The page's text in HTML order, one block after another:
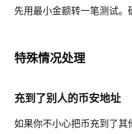
先用最小金额转一笔测试。
特殊情况处理
充到了别人的币安地址
如果你不小心把币充到了